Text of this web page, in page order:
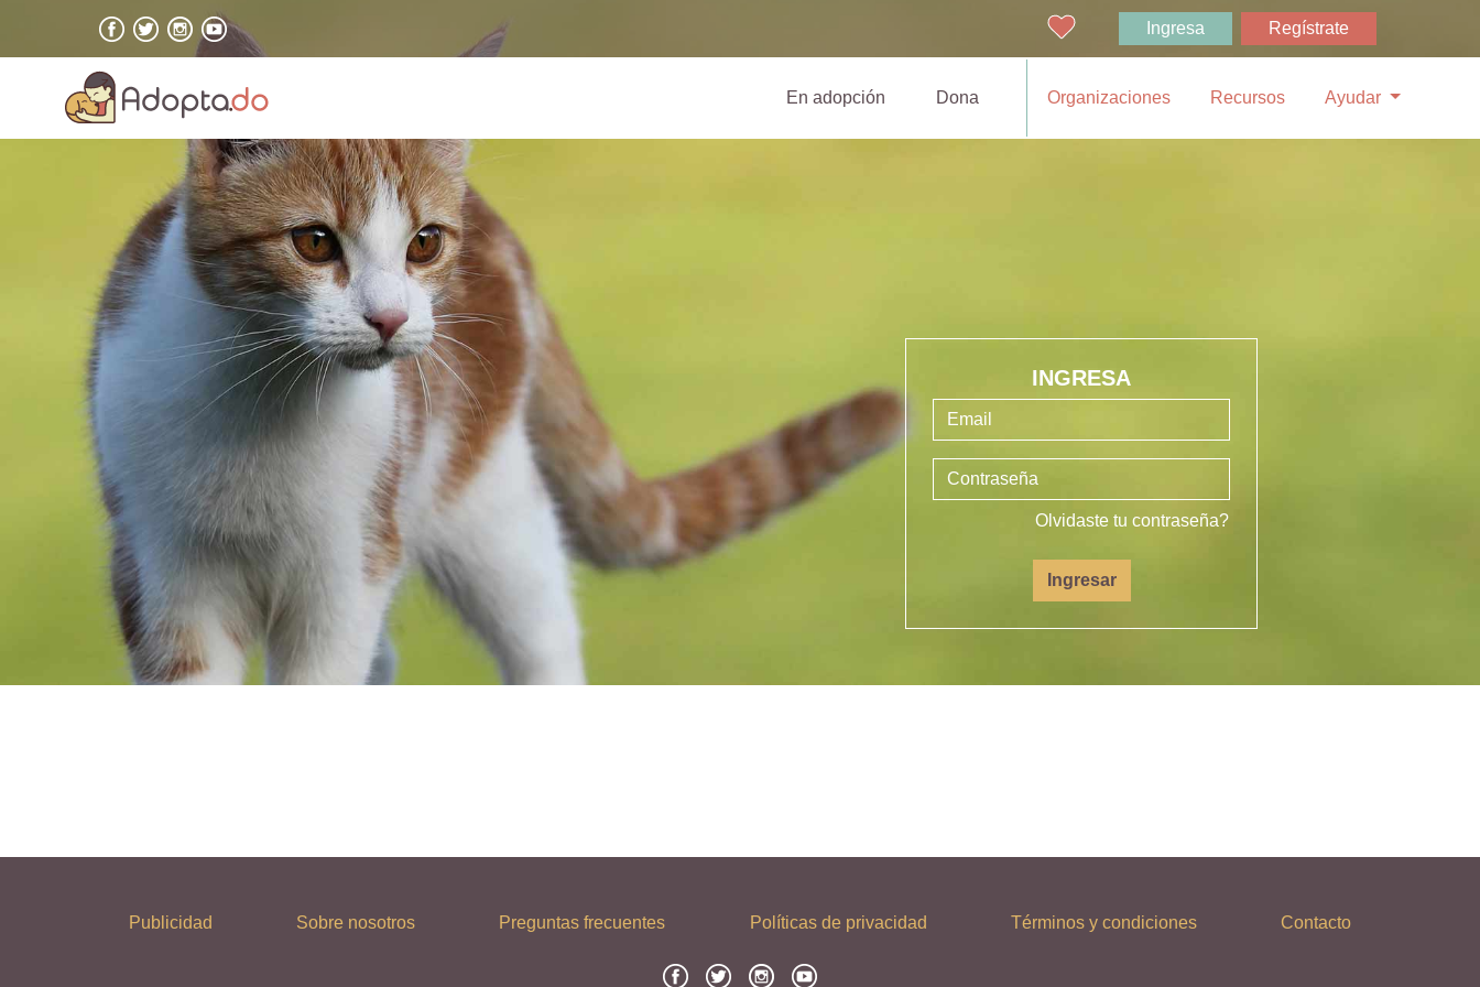
Ingresa Regístrate
En adopción (current)Dona Organizaciones Recursos Ayudar
INGRESA
Olvidaste tu contraseña?
Ingresar
Publicidad Sobre nosotros Preguntas frecuentes Políticas de privacidad Términos y condiciones Contacto